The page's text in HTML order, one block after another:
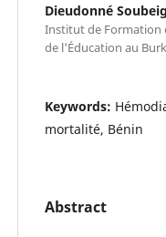
Dieudonné
Institut de Formation
de l'Éducation au
Keywords:
mortalité, Bénin
Abstract